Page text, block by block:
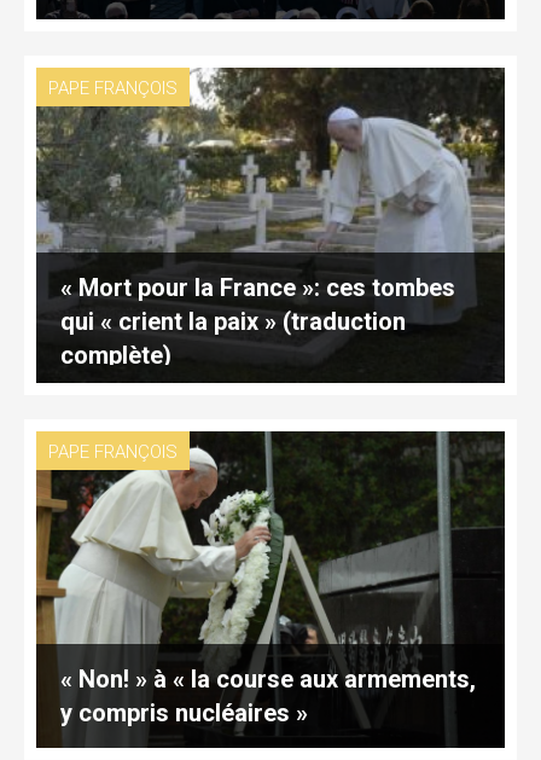
PAPE FRANÇOIS
« Mort pour la France »: ces tombes
qui « crient la paix » (traduction
complète)
PAPE FRANÇOIS
« Non! » à « la course aux armements,
y compris nucléaires »